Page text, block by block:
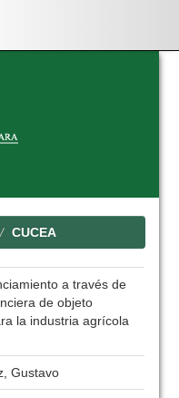
CUCEA
a través de
de objeto
la industria agrícola
Gustavo